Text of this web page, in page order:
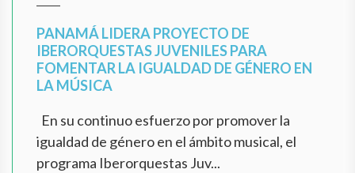
PANAMÁ LIDERA PROYECTO DE
IBERORQUESTAS JUVENILES PARA
FOMENTAR LA IGUALDAD DE GÉNERO EN
LA MÚSICA
En su continuo esfuerzo por promover la
igualdad de género en el ámbito musical, el
programa Iberorquestas Juv...